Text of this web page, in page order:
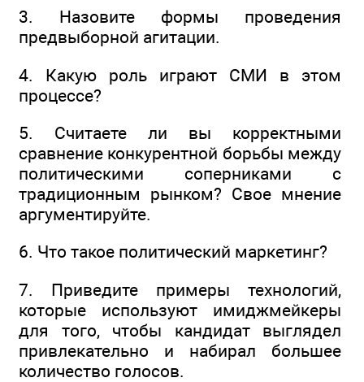
3. Назовите формы проведения
предвыборной агитации.
4. Какую роль играют СМИ в этом
процессе?
5. Считаете ли вы корректными
сравнение конкурентной борьбы между
политическими соперниками с
традиционным рынком? Свое мнение
аргументируйте.
6. Что такое политический маркетинг?
7. Приведите примеры технологий,
которые используют имиджмейкеры
для того, чтобы кандидат выглядел
привлекательно и набирал большее
количество голосов.